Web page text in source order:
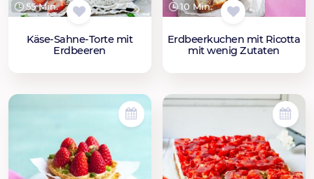
55 Min.
Käse-Sahne-Torte mit
Erdbeeren
10 Min.
Erdbeerkuchen mit Ricotta
mit wenig Zutaten